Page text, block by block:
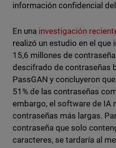
información confidencial
En una investigación
realizó un estudio en el que
15,6 millones de
descifrado de contraseñas
PassGAN y concluyeron
51% de las contraseñas
embargo, el software de IA
contraseñas más largas.
contraseña que solo
caracteres, se tardaría al